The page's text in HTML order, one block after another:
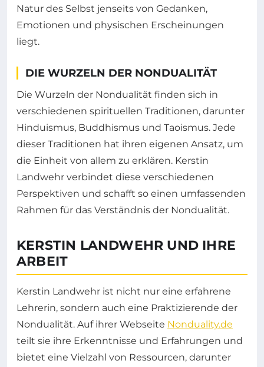
Natur des Selbst jenseits von Gedanken,
Emotionen und physischen Erscheinungen
liegt.
DIE WURZELN DER NONDUALITÄT
Die Wurzeln der Nondualität finden sich in
verschiedenen spirituellen Traditionen, darunter
Hinduismus, Buddhismus und Taoismus. Jede
dieser Traditionen hat ihren eigenen Ansatz, um
die Einheit von allem zu erklären. Kerstin
Landwehr verbindet diese verschiedenen
Perspektiven und schafft so einen umfassenden
Rahmen für das Verständnis der Nondualität.
KERSTIN LANDWEHR UND IHRE
ARBEIT
Kerstin Landwehr ist nicht nur eine erfahrene
Lehrerin, sondern auch eine Praktizierende der
Nondualität. Auf ihrer Webseite Nonduality.de
teilt sie ihre Erkenntnisse und Erfahrungen und
bietet eine Vielzahl von Ressourcen, darunter